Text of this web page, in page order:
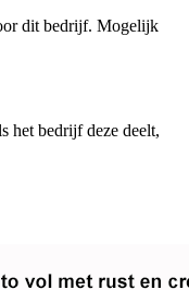
dit bedrijf. Mogelijk
het bedrijf deze deelt,